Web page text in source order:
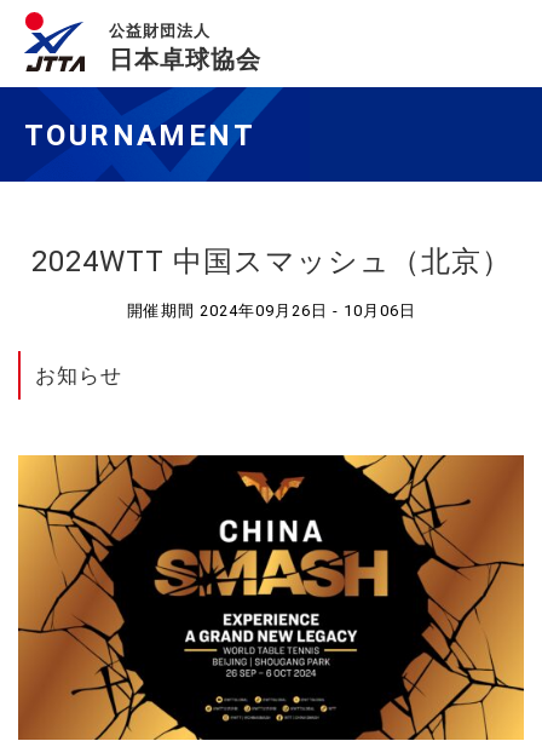
公益財団法人
日本卓球協会
TOURNAMENT
2024WTT 中国スマッシュ（北京）
開催期間 2024年09月26日 - 10月06日
お知らせ